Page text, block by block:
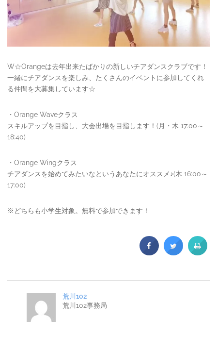
W☆Orangeは去年出来たばかりの新しいチアダンスクラブです！
一緒にチアダンスを楽しみ、たくさんのイベントに参加してくれ
る仲間を大募集しています☆
・Orange Waveクラス
スキルアップを目指し、大会出場を目指します！(月・木 17:00～
18:40)
・Orange Wingクラス
チアダンスを始めてみたいなというあなたにオススメ♪(木 16:00～
17:00)
※どちらも小学生対象。無料で参加できます！
荒川102
荒川102事務局